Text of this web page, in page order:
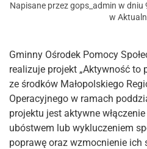
Napisane przezgops_admin w dniu
w
Gminny Ośrodek Pomocy
realizuje projekt „Aktywność to
ze środków Małopolskiego
Operacyjnego w ramach
projektu jest aktywne
ubóstwem lub wykluczeniem
poprawę oraz wzmocnienie ich